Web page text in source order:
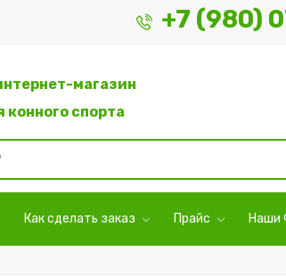
+7 (980)
магазин
конного спорта
Как сделать заказ Прайс Наши